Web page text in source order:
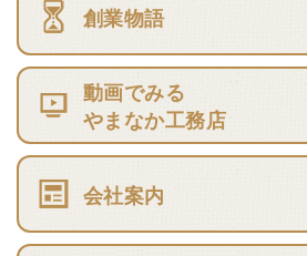
創業物語
動画でみる
やまなか工務店
会社案内